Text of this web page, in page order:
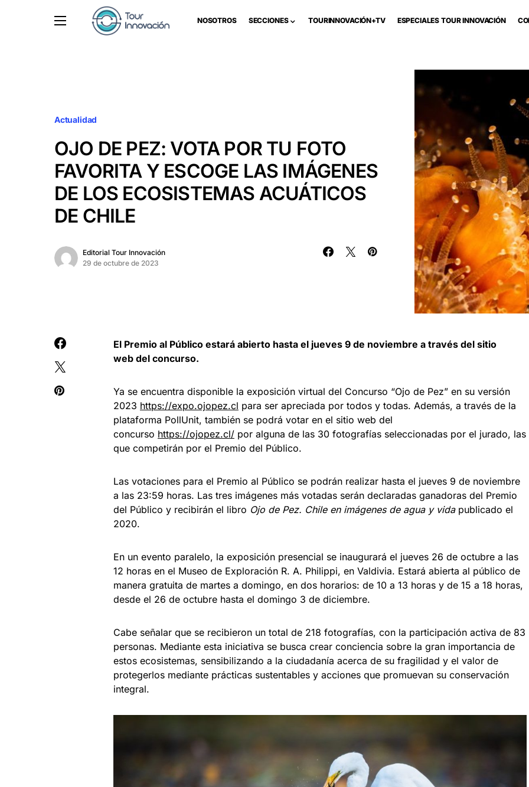
NOSOTROS SECCIONES TOURINNOVACIÓN+TV ESPECIALES TOUR INNOVACIÓN
Actualidad
OJO DE PEZ: VOTA POR TU FOTO
FAVORITA Y ESCOGE LAS IMÁGENES
DE LOS ECOSISTEMAS ACUÁTICOS
DE CHILE
Editorial Tour Innovación
29 de octubre de 2023
El Premio al Público estará abierto hasta el jueves 9 de noviembre a través del sitio
web del concurso.
Ya se encuentra disponible la exposición virtual del Concurso “Ojo de Pez” en su versión
2023 https://expo.ojopez.cl para ser apreciada por todos y todas. Además, a través de la
plataforma PollUnit, también se podrá votar en el sitio web del
concurso https://ojopez.cl/ por alguna de las 30 fotografías seleccionadas por el jurado, las
que competirán por el Premio del Público.
Las votaciones para el Premio al Público se podrán realizar hasta el jueves 9 de noviembre
a las 23:59 horas. Las tres imágenes más votadas serán declaradas ganadoras del Premio
del Público y recibirán el libro Ojo de Pez. Chile en imágenes de agua y vidapublicado el
2020.
En un evento paralelo, la exposición presencial se inaugurará el jueves 26 de octubre a las
12 horas en el Museo de Exploración R. A. Philippi, en Valdivia. Estará abierta al público de
manera gratuita de martes a domingo, en dos horarios: de 10 a 13 horas y de 15 a 18 horas,
desde el 26 de octubre hasta el domingo 3 de diciembre.
Cabe señalar que se recibieron un total de 218 fotografías, con la participación activa de 83
personas. Mediante esta iniciativa se busca crear conciencia sobre la gran importancia de
estos ecosistemas, sensibilizando a la ciudadanía acerca de su fragilidad y el valor de
protegerlos mediante prácticas sustentables y acciones que promuevan su conservación
integral.